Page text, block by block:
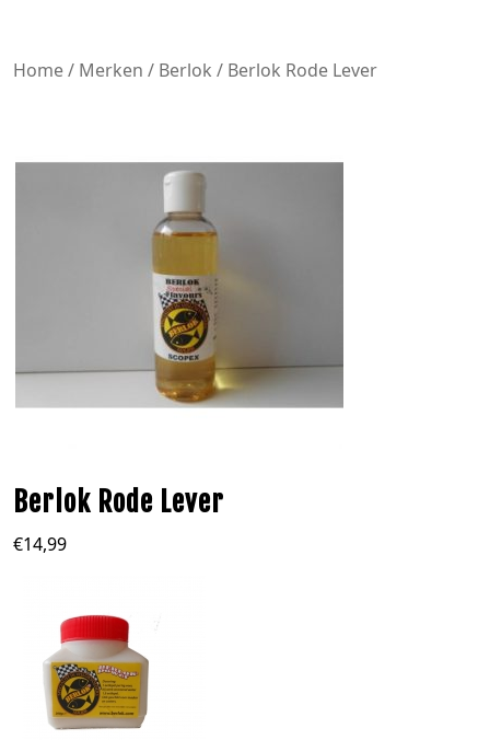
Home/ Merken / Berlok / Berlok Rode Lever
Berlok Rode Lever
€14,99